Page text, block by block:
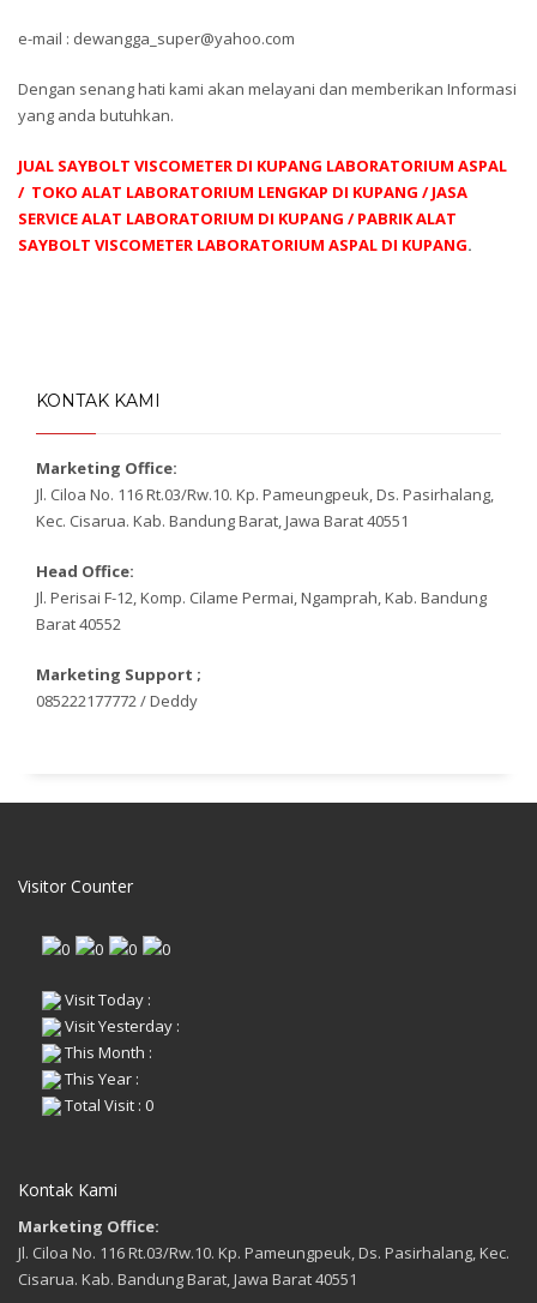
e-mail : dewangga_super@yahoo.com
Dengan senang hati kami akan melayani dan memberikan Informasi
yang anda butuhkan.
JUAL SAYBOLT VISCOMETER DI KUPANG LABORATORIUM ASPAL
/ TOKO ALAT LABORATORIUM LENGKAP DI KUPANG / JASA
SERVICE ALAT LABORATORIUM DI KUPANG / PABRIK ALAT
SAYBOLT VISCOMETER LABORATORIUM ASPAL DI KUPANG.
KONTAK KAMI
Marketing Office:
Jl. Ciloa No. 116 Rt.03/Rw.10. Kp. Pameungpeuk, Ds. Pasirhalang,
Kec. Cisarua. Kab. Bandung Barat, Jawa Barat 40551
Head Office:
Jl. Perisai F-12, Komp. Cilame Permai, Ngamprah, Kab. Bandung
Barat 40552
Marketing Support ;
085222177772 / Deddy
Visitor Counter
Visit Today :
Visit Yesterday :
This Month :
This Year :
Total Visit : 0
Kontak Kami
Marketing Office:
Jl. Ciloa No. 116 Rt.03/Rw.10. Kp. Pameungpeuk, Ds. Pasirhalang, Kec.
Cisarua. Kab. Bandung Barat, Jawa Barat 40551